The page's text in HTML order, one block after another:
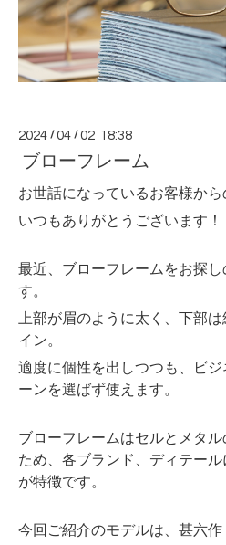
2024 /04 /02 18:38
ブローフレーム
お世話になっているお客様から
いつもありがとうございます！
最近、ブローフレームをお探
す。
上部が眉のように太く、下部
イン。
適度に個性を出しつつも、ビ
ーンを選ばず使えます。
ブローフレームはセルとメタ
ため、各ブランド、ディテー
が特徴です。
今回ご紹介のモデルは、甚六作